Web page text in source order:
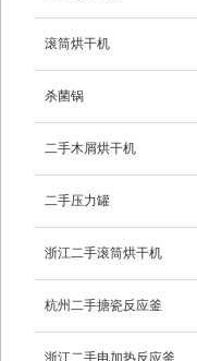
滚筒烘干机
杀菌锅
二手木屑烘干机
二手压力罐
浙江二手滚筒烘干机
杭州二手搪瓷反应釜
浙江二手电加热反应釜